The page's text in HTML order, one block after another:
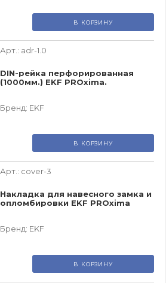
В КОРЗИНУ
Арт.: adr-1.0
DIN-рейка перфорированная
(1000мм.) EKF PROxima.
Бренд: EKF
В КОРЗИНУ
Арт.: cover-3
Накладка для навесного замка и
опломбировки EKF PROxima
Бренд: EKF
В КОРЗИНУ